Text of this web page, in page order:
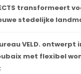
transformeert
stedelijke
VELD. ontwerpt
met flexibel